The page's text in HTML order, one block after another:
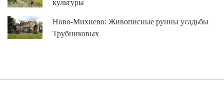
культуры
Ново-Михнево: Живописные руины усадьбы
Трубниковых